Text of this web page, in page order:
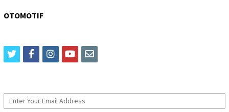
OTOMOTIF
twitterfacebookinstagram
youtubeemail